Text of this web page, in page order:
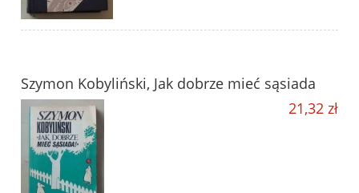
Szymon Kobyliński, Jak dobrze mieć sąsiada
21,32 zł